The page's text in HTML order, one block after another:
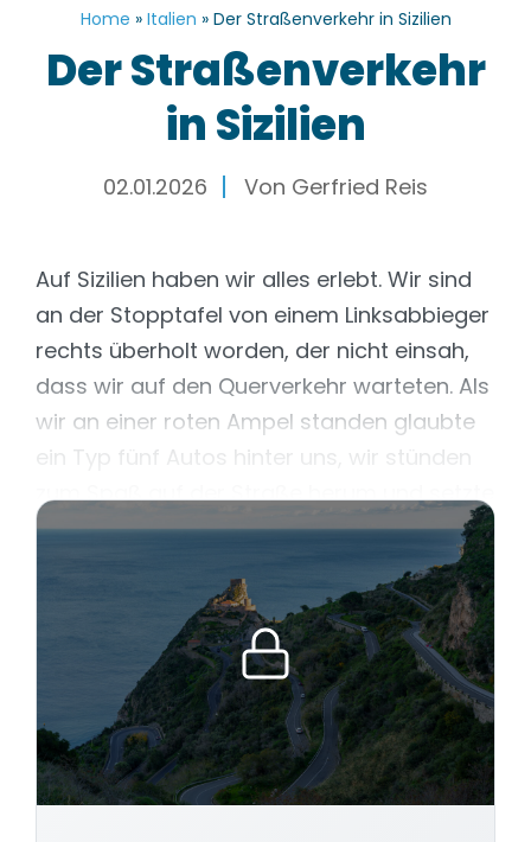
Home » Italien » Der Straßenverkehr in Sizilien
Der Straßenverkehr
in Sizilien
02.01.2026 Von Gerfried Reis
Auf Sizilien haben wir alles erlebt. Wir sind
an der Stopptafel von einem Linksabbieger
rechts überholt worden, der nicht einsah,
dass wir auf den Querverkehr warteten. Als
wir an einer roten Ampel standen glaubte
ein Typ fünf Autos hinter uns, wir stünden
zum Spaß auf der Straße herum und setzte
zum Überholen an, nur um dann doch zu
bremsen und dem Gegenverkehr zum Weg
zu stehen. In keinem dieser Fälle nahmen
die so beeinträchtigten Anstoß daran und
hupten. Alles ganz normal!
In Sizilien zum ersten Mal mit dem
Wohnmobil unterwegs zu sein, kann
stressig sein. Aber nur, bis man sich an den